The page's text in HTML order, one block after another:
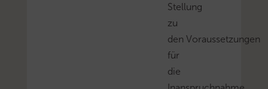
Stellung
zu
den Voraussetzungen
für
die